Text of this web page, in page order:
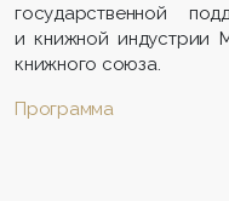
государственной
и книжной индустрии
книжного союза.
Программа